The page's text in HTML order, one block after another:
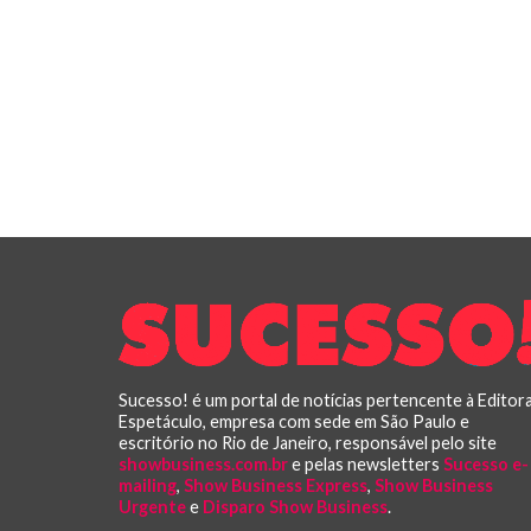
Sucesso! é um portal de notícias pertencente à
Espetáculo, empresa com sede em São Paulo e
escritório no Rio de Janeiro, responsável pelo site
showbusiness.com.bre pelas newsletters Sucesso e-
mailing, Show Business Express, Show Business
Urgentee Disparo Show Business.